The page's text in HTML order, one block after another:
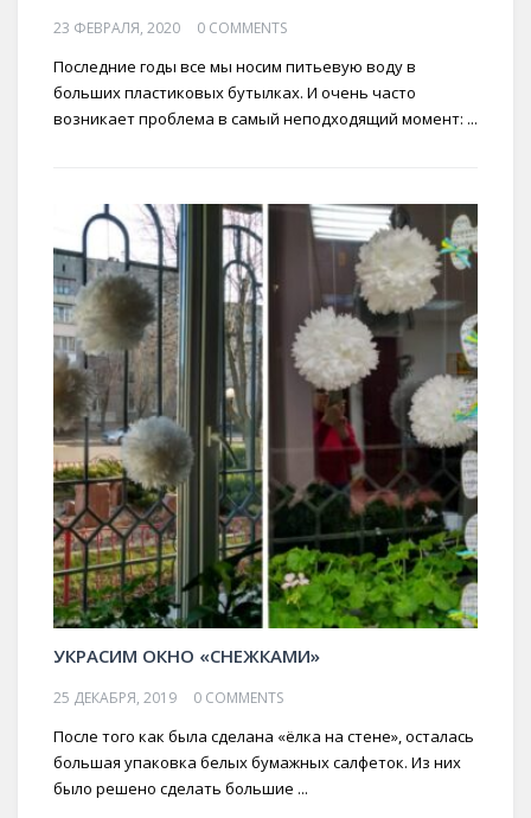
23 ФЕВРАЛЯ, 2020 0 COMMENTS
Последние годы все мы носим питьевую воду в
больших пластиковых бутылках. И очень часто
возникает проблема в самый неподходящий момент: ...
УКРАСИМ ОКНО «СНЕЖКАМИ»
25 ДЕКАБРЯ, 2019 0 COMMENTS
После того как была сделана «ёлка на стене», осталась
большая упаковка белых бумажных салфеток. Из них
было решено сделать большие ...